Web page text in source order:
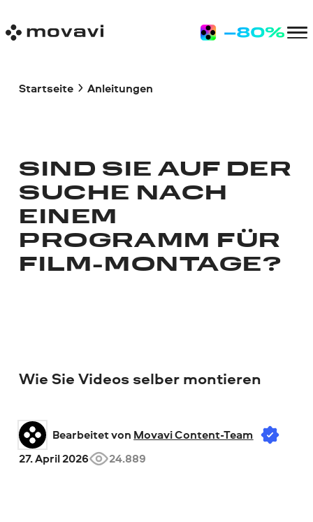
Startseite Anleitungen
SIND SIE AUF DER
SUCHE NACH
EINEM
PROGRAMM FÜR
FILM-MONTAGE?
Wie Sie Videos selber montieren
Bearbeitet von Movavi Content-Team
27. April 2026
24.889